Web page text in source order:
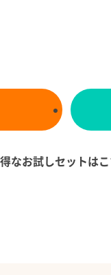
なお試しセットは